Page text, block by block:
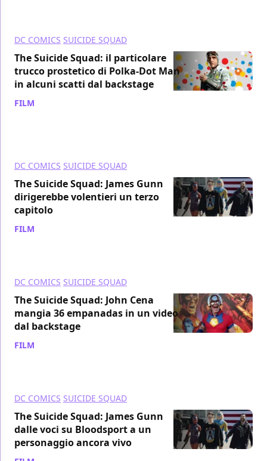
DC COMICS SUICIDE SQUAD
The Suicide Squad: il particolare
trucco prostetico di Polka-Dot Man
in alcuni scatti dal backstage
FILM
DC COMICS SUICIDE SQUAD
The Suicide Squad: James Gunn
dirigerebbe volentieri un terzo
capitolo
FILM
DC COMICS SUICIDE SQUAD
The Suicide Squad: John Cena
mangia 36 empanadas in un video
dal backstage
FILM
DC COMICS SUICIDE SQUAD
The Suicide Squad: James Gunn
dalle voci su Bloodsport a un
personaggio ancora vivo